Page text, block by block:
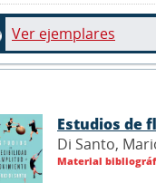
Ver ejemplares
Estudios de
Di Santo,
Material